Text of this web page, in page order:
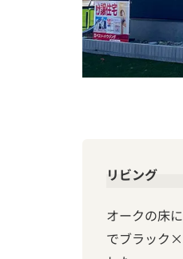
リビング
オークの床
でブラック